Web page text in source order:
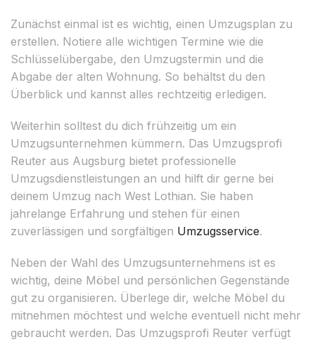
Zunächst einmal ist es wichtig, einen Umzugsplan zu
erstellen. Notiere alle wichtigen Termine wie die
Schlüsselübergabe, den Umzugstermin und die
Abgabe der alten Wohnung. So behältst du den
Überblick und kannst alles rechtzeitig erledigen.
Weiterhin solltest du dich frühzeitig um ein
Umzugsunternehmen kümmern. Das Umzugsprofi
Reuter aus Augsburg bietet professionelle
Umzugsdienstleistungen an und hilft dir gerne bei
deinem Umzug nach West Lothian. Sie haben
jahrelange Erfahrung und stehen für einen
zuverlässigen und sorgfältigen Umzugsservice.
Neben der Wahl des Umzugsunternehmens ist es
wichtig, deine Möbel und persönlichen Gegenstände
gut zu organisieren. Überlege dir, welche Möbel du
mitnehmen möchtest und welche eventuell nicht mehr
gebraucht werden. Das Umzugsprofi Reuter verfügt